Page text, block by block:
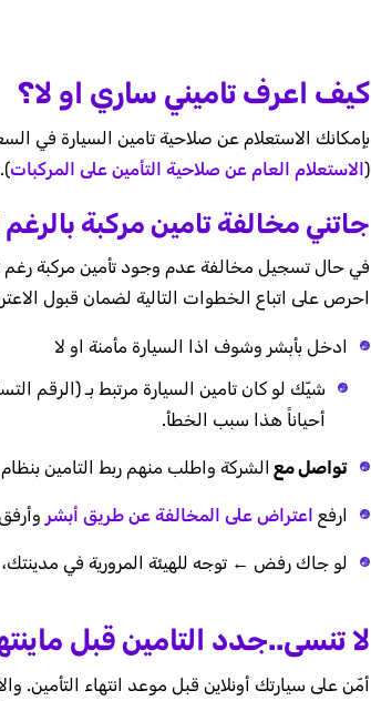
كيف اعرف تاميني ساري او لا؟
بإمكانك الاستعلام عن صلاحية تامين السيارة
(الاستعلام العام عن صلاحية التأمين على المركبات).
جاتني مخالفة تامين مركبة
في حال تسجيل مخالفة عدم وجود تأمين مركبة رغم
احرص على اتباع الخطوات التالية لضمان قبول
ادخل بأبشر وشوف اذا السيارة مأمنة او لا
شيّك لو كان تامين السيارة مرتبط بـ (الرقم
أحياناً هذا سبب الخطأ.
تواصل مع الشركة واطلب منهم ربط التامين
ارفع اعتراض على المخالفة عن طريق أبشر
لو جاك رفض ← توجه للهيئة المرورية في
لا تنسى..جدد التامين قبل
أمّن على سيارتك أونلاين قبل موعد انتهاء التأمين.